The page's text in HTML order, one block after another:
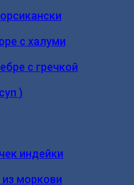
с халуми
с гречкой
)
индейки
моркови